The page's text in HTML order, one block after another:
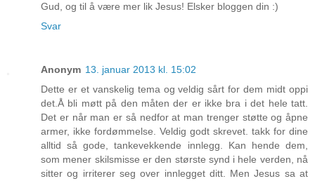
Gud, og til å være mer lik Jesus! Elsker bloggen din :)
Svar
Anonym 13. januar 2013 kl. 15:02
Dette er et vanskelig tema og veldig sårt for dem midt oppi
det.Å bli møtt på den måten der er ikke bra i det hele tatt.
Det er når man er så nedfor at man trenger støtte og åpne
armer, ikke fordømmelse. Veldig godt skrevet. takk for dine
alltid så gode, tankevekkende innlegg. Kan hende dem,
som mener skilsmisse er den største synd i hele verden, nå
sitter og irriterer seg over innlegget ditt. Men Jesus sa at